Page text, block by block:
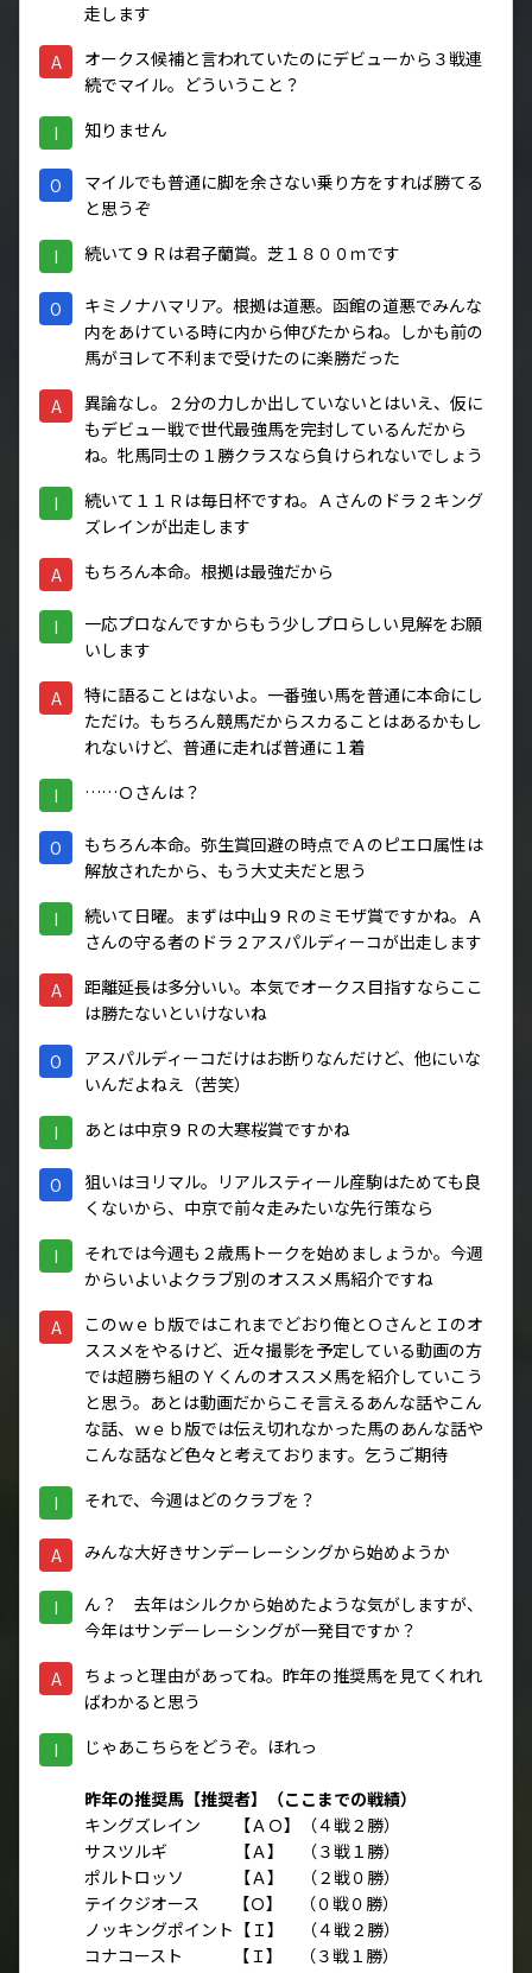
走します
A
オークス候補と言われていたのにデビューから３戦連
続でマイル。どういうこと？
I 知りません
O
マイルでも普通に脚を余さない乗り方をすれば勝てる
と思うぞ
I 続いて９Ｒは君子蘭賞。芝１８００ｍです
O
キミノナハマリア。根拠は道悪。函館の道悪でみんな
内をあけている時に内から伸びたからね。しかも前の
馬がヨレて不利まで受けたのに楽勝だった
A
異論なし。２分の力しか出していないとはいえ、仮に
もデビュー戦で世代最強馬を完封しているんだから
ね。牝馬同士の１勝クラスなら負けられないでしょう
I
続いて１１Ｒは毎日杯ですね。Ａさんのドラ２キング
ズレインが出走します
A もちろん本命。根拠は最強だから
I
一応プロなんですからもう少しプロらしい見解をお願
いします
A
特に語ることはないよ。一番強い馬を普通に本命にし
ただけ。もちろん競馬だからスカることはあるかもし
れないけど、普通に走れば普通に１着
I ……Ｏさんは？
O
もちろん本命。弥生賞回避の時点でＡのピエロ属性は
解放されたから、もう大丈夫だと思う
I
続いて日曜。まずは中山９Ｒのミモザ賞ですかね。Ａ
さんの守る者のドラ２アスパルディーコが出走します
A
距離延長は多分いい。本気でオークス目指すならここ
は勝たないといけないね
O
アスパルディーコだけはお断りなんだけど、他にいな
いんだよねえ（苦笑）
I あとは中京９Ｒの大寒桜賞ですかね
O
狙いはヨリマル。リアルスティール産駒はためても良
くないから、中京で前々走みたいな先行策なら
I
それでは今週も２歳馬トークを始めましょうか。今週
からいよいよクラブ別のオススメ馬紹介ですね
A
このｗｅｂ版ではこれまでどおり俺とＯさんとＩのオ
ススメをやるけど、近々撮影を予定している動画の方
では超勝ち組のＹくんのオススメ馬を紹介していこう
と思う。あとは動画だからこそ言えるあんな話やこん
な話、ｗｅｂ版では伝え切れなかった馬のあんな話や
こんな話など色々と考えております。乞うご期待
I それで、今週はどのクラブを？
A みんな大好きサンデーレーシングから始めようか
I
ん？ 去年はシルクから始めたような気がしますが、
今年はサンデーレーシングが一発目ですか？
A
ちょっと理由があってね。昨年の推奨馬を見てくれれ
ばわかると思う
I じゃあこちらをどうぞ。ほれっ
昨年の推奨馬【推奨者】（ここまでの戦績）
キングズレイン 【ＡＯ】（４戦２勝）
サスツルギ 【Ａ】 （３戦１勝）
ポルトロッソ 【Ａ】 （２戦０勝）
テイクジオース 【Ｏ】 （０戦０勝）
ノッキングポイント【Ｉ】 （４戦２勝）
コナコースト 【Ｉ】 （３戦１勝）